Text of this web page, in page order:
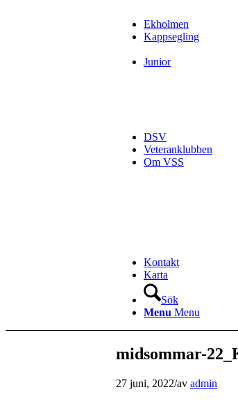
Ekholmen
Kappsegling
Junior
DSV
Veteranklubben
Om VSS
Kontakt
Karta
Sök
Menu Menu
midsommar-
27 juni, 2022/av admin